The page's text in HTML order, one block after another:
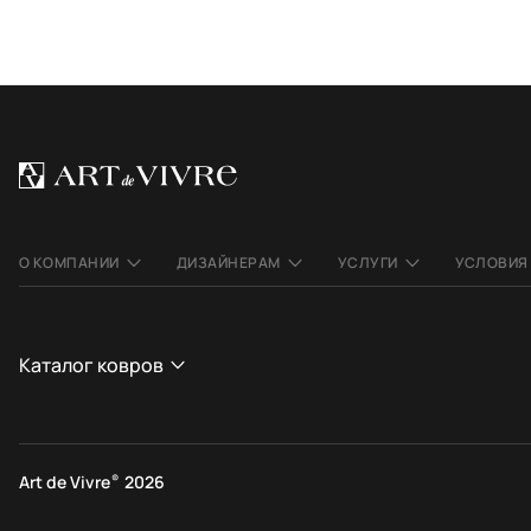
О КОМПАНИИ ДИЗАЙНЕРАМ УСЛУГИ УСЛОВИЯ
Каталог ковров
Art de Vivre® 2026